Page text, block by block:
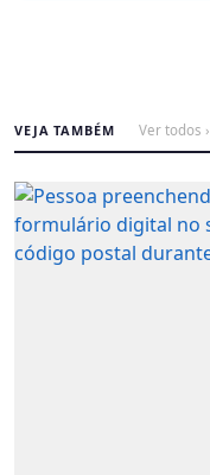
VEJA TAMBÉM Ver todos ›